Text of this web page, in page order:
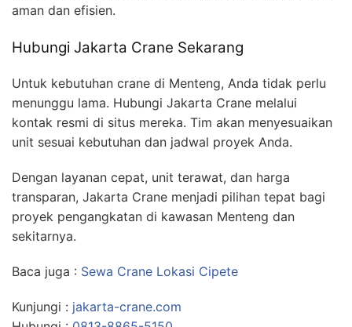
aman dan efisien.
Hubungi Jakarta Crane Sekarang
Untuk kebutuhan crane di Menteng, Anda tidak perlu
menunggu lama. Hubungi Jakarta Crane melalui
kontak resmi di situs mereka. Tim akan menyesuaikan
unit sesuai kebutuhan dan jadwal proyek Anda.
Dengan layanan cepat, unit terawat, dan harga
transparan, Jakarta Crane menjadi pilihan tepat bagi
proyek pengangkatan di kawasan Menteng dan
sekitarnya.
Baca juga : Sewa Crane Lokasi Cipete
Kunjungi : jakarta-crane.com